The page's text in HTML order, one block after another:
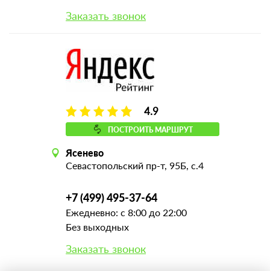
Заказать звонок
4.9
ПОСТРОИТЬ МАРШРУТ
Ясенево
Севастопольский пр-т, 95Б, с.4
+7 (499) 495-37-64
Ежедневно: с 8:00 до 22:00
Без выходных
Заказать звонок